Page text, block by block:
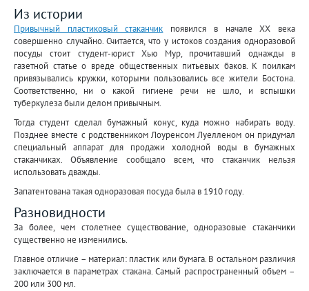
Из истории
Привычный пластиковый стаканчик появился в начале XX века
совершенно случайно. Считается, что у истоков создания одноразовой
посуды стоит студент-юрист Хью Мур, прочитавший однажды в
газетной статье о вреде общественных питьевых баков. К поилкам
привязывались кружки, которыми пользовались все жители Бостона.
Соответственно, ни о какой гигиене речи не шло, и вспышки
туберкулеза были делом привычным.
Тогда студент сделал бумажный конус, куда можно набирать воду.
Позднее вместе с родственником Лоуренсом Луелленом он придумал
специальный аппарат для продажи холодной воды в бумажных
стаканчиках. Объявление сообщало всем, что стаканчик нельзя
использовать дважды.
Запатентована такая одноразовая посуда была в 1910 году.
Разновидности
За более, чем столетнее существование, одноразовые стаканчики
существенно не изменились.
Главное отличие – материал: пластик или бумага. В остальном различия
заключается в параметрах стакана. Самый распространенный объем –
200 или 300 мл.